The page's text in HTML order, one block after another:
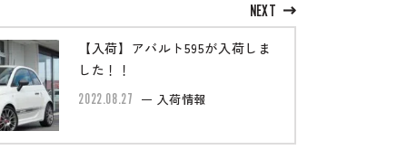
NEXT
【入荷】アバルト595が入荷しま
した！！
2022.08.27 入荷情報